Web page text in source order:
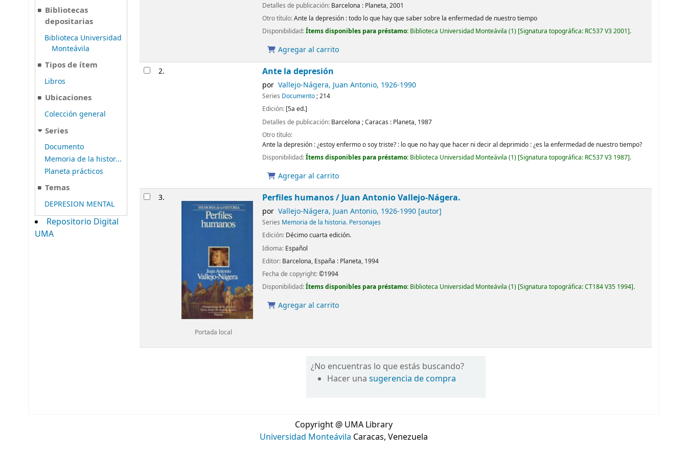
Bibliotecas
depositarias
Biblioteca Universidad
Monteávila
Tipos de ítem
Libros
Ubicaciones
Colección general
Series
Documento
Memoria de la histor...
Planeta prácticos
Temas
DEPRESION MENTAL
Repositorio Digital
UMA
Detalles de publicación: Barcelona : Planeta,2001
Otro título:Ante la depresión : todo lo que hay que saber sobre la enfermedad de nuestro tiempo
Disponibilidad:Ítems disponibles para préstamo: Biblioteca Universidad Monteávila (1) Signatura topográfica: RC537 V3 2001 .
Agregar al carrito
2. Ante la depresión
por Vallejo-Nágera, Juan Antonio, 1926-1990
Series Documento; 214
Edición: [5a ed.]
Detalles de publicación: Barcelona ; Caracas : Planeta, 1987
Otro título:
Ante la depresión : ¿estoy enfermo o soy triste? : lo que no hay que hacer ni decir al deprimido : ¿es la enfermedad de nuestro tiempo?
Disponibilidad:Ítems disponibles para préstamo: Biblioteca Universidad Monteávila (1) Signatura topográfica: RC537 V3 1987 .
Agregar al carrito
3.
Portada local
Perfiles humanos /Juan Antonio Vallejo-Nágera.
por Vallejo-Nágera, Juan Antonio, 1926-1990[autor]
Series Memoria de la historia. Personajes
Edición: Décimo cuarta edición.
Idioma: Español
Editor: Barcelona, España : Planeta, 1994
Fecha de copyright:©1994
Disponibilidad:Ítems disponibles para préstamo: Biblioteca Universidad Monteávila (1) Signatura topográfica:CT184 V35 1994 .
Agregar al carrito
¿No encuentras lo que estás buscando?
Hacer unasugerencia de compra
Copyright @ UMA Library
Universidad Monteávila Caracas, Venezuela